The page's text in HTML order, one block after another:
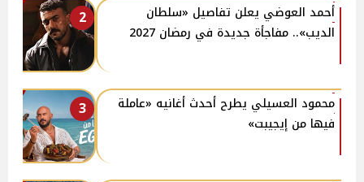
2
أحمد العوضي يعلن تفاصيل «سلطان
الديب».. مفاجأة جديدة في رمضان 2027
3
محمود العسيلي يطرح أحدث أغانيه «عاملة
فيها من إيجيبت»